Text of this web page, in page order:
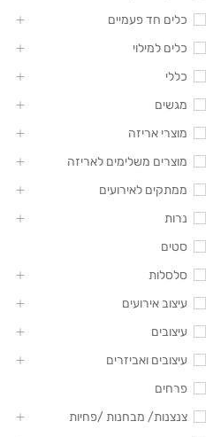
כלים חד פעמיים
כלים למילוי
כללי
מגשים
מוצרי אריזה
מוצרים משלימים לאריזה
ממתקים לאירועים
נרות
סטים
סלסלות
עיצוב אירועים
עיצובים
עיצובים ואביזרים
פרחים
צנצנות/ מבחנות /פחיות